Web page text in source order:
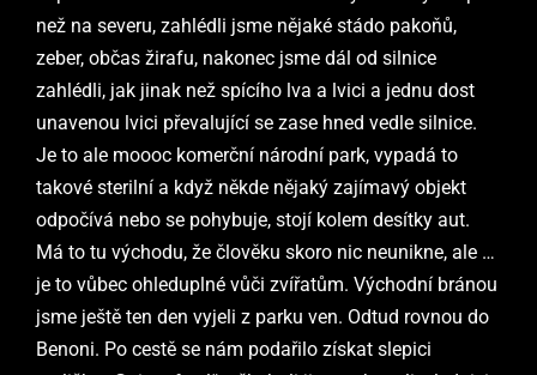
než na severu, zahlédli jsme nějaké stádo pakoňů,
zeber, občas žirafu, nakonec jsme dál od silnice
zahlédli, jak jinak než spícího lva a lvici a jednu dost
unavenou lvici převalující se zase hned vedle silnice.
Je to ale moooc komerční národní park, vypadá to
takové sterilní a když někde nějaký zajímavý objekt
odpočívá nebo se pohybuje, stojí kolem desítky aut.
Má to tu východu, že člověku skoro nic neunikne, ale …
je to vůbec ohleduplné vůči zvířatům. Východní bránou
jsme ještě ten den vyjeli z parku ven. Odtud rovnou do
Benoni. Po cestě se nám podařilo získat slepici